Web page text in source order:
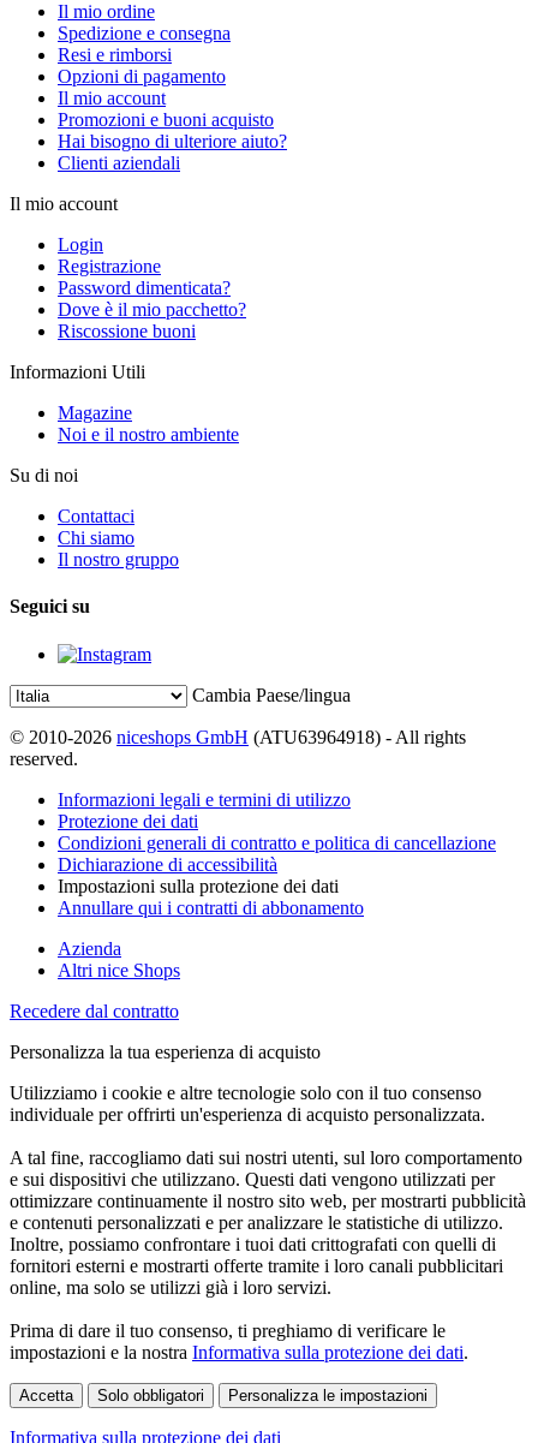
Il mio ordine
Spedizione e consegna
Resi e rimborsi
Opzioni di pagamento
Il mio account
Promozioni e buoni acquisto
Hai bisogno di ulteriore aiuto?
Clienti aziendali
Il mio account
Login
Registrazione
Password dimenticata?
Dove è il mio pacchetto?
Riscossione buoni
Informazioni Utili
Magazine
Noi e il nostro ambiente
Su di noi
Contattaci
Chi siamo
Il nostro gruppo
Seguici su
Cambia Paese/lingua
© 2010-2026 niceshops GmbH (ATU63964918) - All rights
reserved.
Informazioni legali e termini di utilizzo
Protezione dei dati
Condizioni generali di contratto e politica di cancellazione
Dichiarazione di accessibilità
Impostazioni sulla protezione dei dati
Annullare qui i contratti di abbonamento
Azienda
Altri nice Shops
Recedere dal contratto
Personalizza la tua esperienza di acquisto
Utilizziamo i cookie e altre tecnologie solo con il tuo consenso
individuale per offrirti un'esperienza di acquisto personalizzata.
A tal fine, raccogliamo dati sui nostri utenti, sul loro comportamento
e sui dispositivi che utilizzano. Questi dati vengono utilizzati per
ottimizzare continuamente il nostro sito web, per mostrarti pubblicità
e contenuti personalizzati e per analizzare le statistiche di utilizzo.
Inoltre, possiamo confrontare i tuoi dati crittografati con quelli di
fornitori esterni e mostrarti offerte tramite i loro canali pubblicitari
online, ma solo se utilizzi già i loro servizi.
Prima di dare il tuo consenso, ti preghiamo di verificare le
impostazioni e la nostra Informativa sulla protezione dei dati.
Accetta Solo obbligatori Personalizza le impostazioni
Informativa sulla protezione dei dati